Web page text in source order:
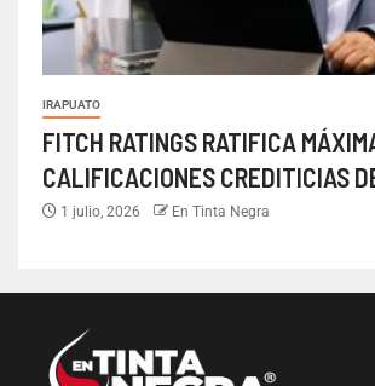
IRAPUATO
FITCH RATINGS RATIFICA
CALIFICACIONES CREDITICIAS
1 julio, 2026 En Tinta Negra